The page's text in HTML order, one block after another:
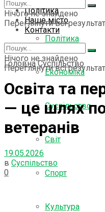
Політика
Наше місто
Контакти
Нічого не знайдено
Переглянути всі
Новини
Політика
Економіка
Суспільство
Світ
Спорт
Культура
Нічого не знайдено
Переглянути всі
Головна Суспільство
Освіта та
— це шлях
ветеранів
19.05.2026
в Суспільство
0